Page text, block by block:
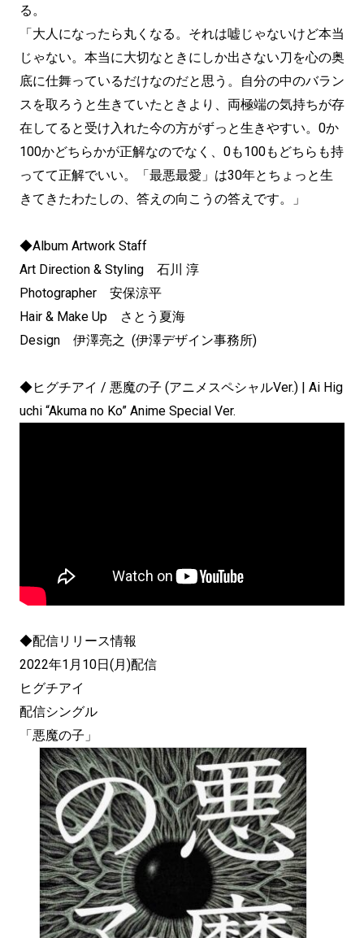
る。
「大人になったら丸くなる。それは嘘じゃないけど本当
じゃない。本当に大切なときにしか出さない刀を心の奥
底に仕舞っているだけなのだと思う。自分の中のバラン
スを取ろうと生きていたときより、両極端の気持ちが存
在してると受け入れた今の方がずっと生きやすい。0か
100かどちらかが正解なのでなく、0も100もどちらも持
ってて正解でいい。「最悪最愛」は30年とちょっと生
きてきたわたしの、答えの向こうの答えです。」
◆Album Artwork Staff
Art Direction & Styling 石川 淳
Photographer 安保涼平
Hair & Make Up さとう夏海
Design 伊澤亮之 (伊澤デザイン事務所)
◆ヒグチアイ / 悪魔の子 (アニメスペシャルVer.) | Ai Hig
uchi “Akuma no Ko” Anime Special Ver.
◆配信リリース情報
2022年1月10日(月)配信
ヒグチアイ
配信シングル
「悪魔の子」